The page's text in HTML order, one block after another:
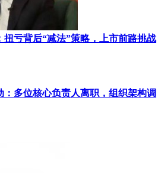
，团队详细阐述了实现目标所需的
象层，开发者可通过该层在目标、推
口，实现意图与运动控制的交互；
通用标准，允许软件在不同人形机器
统更易用，还需要标准化组件和维
和工具，以降低成本、提高韧性，
源自科幻小说作家艾萨克·阿西莫夫
器人基础行为准则框架的机器人三大
亏背后“减法”策略，上市前路挑战
：多位核心负责人离职，组织架构调